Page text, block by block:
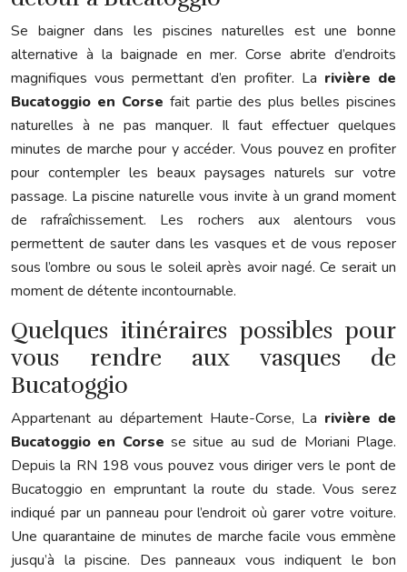
Se baigner dans les piscines naturelles est une bonne
alternative à la baignade en mer. Corse abrite d’endroits
magnifiques vous permettant d’en profiter. La rivière de
Bucatoggio en Corse fait partie des plus belles piscines
naturelles à ne pas manquer. Il faut effectuer quelques
minutes de marche pour y accéder. Vous pouvez en profiter
pour contempler les beaux paysages naturels sur votre
passage. La piscine naturelle vous invite à un grand moment
de rafraîchissement. Les rochers aux alentours vous
permettent de sauter dans les vasques et de vous reposer
sous l’ombre ou sous le soleil après avoir nagé. Ce serait un
moment de détente incontournable.
Quelques itinéraires possibles pour
vous rendre aux vasques de
Bucatoggio
Appartenant au département Haute-Corse, La rivière de
Bucatoggio en Corse se situe au sud de Moriani Plage.
Depuis la RN 198 vous pouvez vous diriger vers le pont de
Bucatoggio en empruntant la route du stade. Vous serez
indiqué par un panneau pour l’endroit où garer votre voiture.
Une quarantaine de minutes de marche facile vous emmène
jusqu’à la piscine. Des panneaux vous indiquent le bon